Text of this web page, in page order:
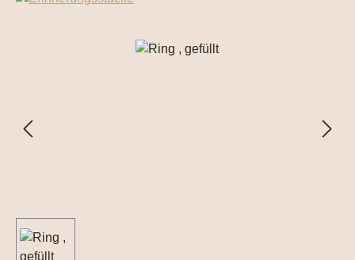
Bildergalerie überspringen